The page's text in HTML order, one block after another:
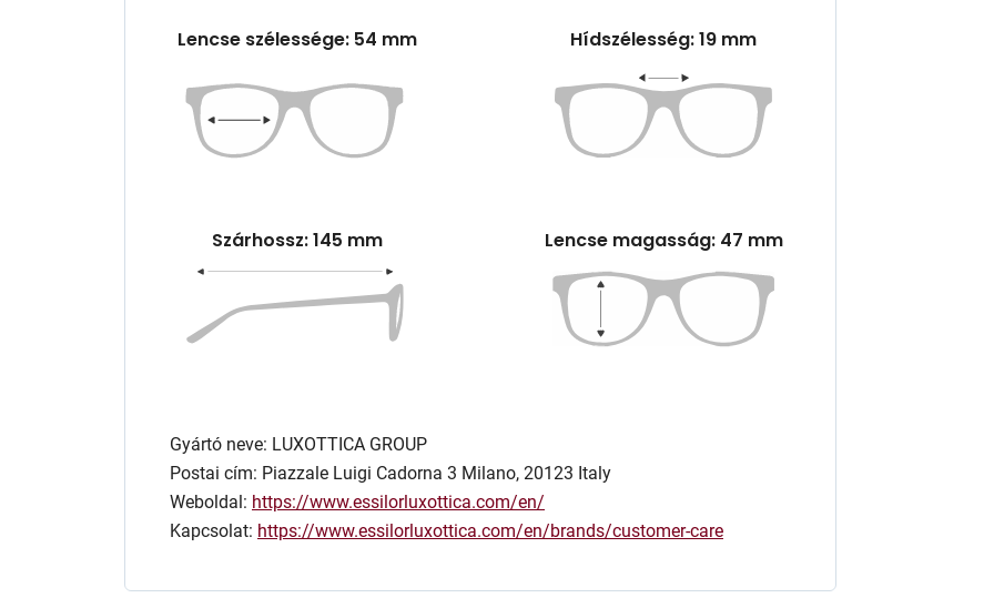
Lencse szélessége: 54 mm Hídszélesség: 19 mm
Szárhossz: 145 mm Lencse magasság: 47 mm
Gyártó neve: LUXOTTICA GROUP
Postai cím: Piazzale Luigi Cadorna 3 Milano, 20123 Italy
Weboldal: https://www.essilorluxottica.com/en/
Kapcsolat: https://www.essilorluxottica.com/en/brands/customer-care